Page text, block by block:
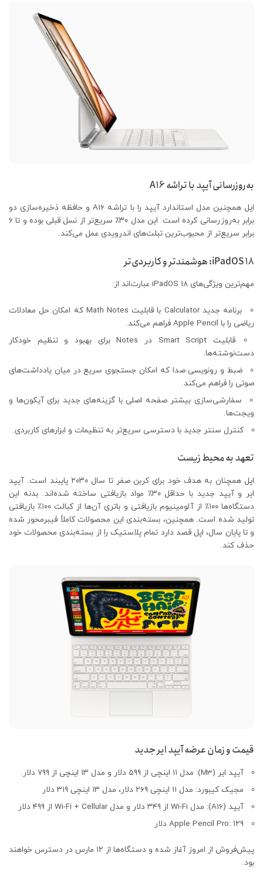
به‌روزرسانی آیپد با تراشه A16
اپل همچنین مدل استاندارد آیپد را با تراشه A16 و حافظه ذخیره‌سازی دو
برابر به‌روزرسانی کرده است. این مدل ۳۰٪ سریع‌تر از نسل قبلی بوده و تا ۶
برابر سریع‌تر از محبوب‌ترین تبلت‌های اندرویدی عمل می‌کند.
iPadOS 18: هوشمندتر و کاربردی‌تر
مهم‌ترین ویژگی‌های iPadOS 18 عبارت‌اند از:
برنامه جدید Calculator با قابلیت Math Notes که امکان حل معادلات
ریاضی را با Apple Pencil فراهم می‌کند.
قابلیت Smart Script در Notes برای بهبود و تنظیم خودکار
دست‌نوشته‌ها.
ضبط و رونویسی صدا که امکان جستجوی سریع در میان یادداشت‌های
صوتی را فراهم می‌کند.
سفارشی‌سازی بیشتر صفحه اصلی با گزینه‌های جدید برای آیکون‌ها و
ویجت‌ها.
کنترل سنتر جدید با دسترسی سریع‌تر به تنظیمات و ابزارهای کاربردی.
تعهد به محیط زیست
اپل همچنان به هدف خود برای کربن صفر تا سال ۲۰۳۰ پایبند است. آیپد
ایر و آیپد جدید با حداقل ۳۰٪ مواد بازیافتی ساخته شده‌اند. بدنه این
دستگاه‌ها ۱۰۰٪ از آلومینیوم بازیافتی و باتری آن‌ها از کبالت ۱۰۰٪ بازیافتی
تولید شده است. همچنین، بسته‌بندی این محصولات کاملاً فیبرمحور شده
و تا پایان سال، اپل قصد دارد تمام پلاستیک را از بسته‌بندی محصولات خود
حذف کند.
قیمت و زمان عرضه آیپد ایر جدید
آیپد ایر (M3): مدل ۱۱ اینچی از ۵۹۹ دلار و مدل ۱۳ اینچی از ۷۹۹ دلار.
مجیک کیبورد: مدل ۱۱ اینچی ۲۶۹ دلار، مدل ۱۳ اینچی ۳۱۹ دلار
آیپد (A16): مدل Wi-Fi از ۳۴۹ دلار و مدل Wi-Fi + Cellular از ۴۹۹ دلار
Apple Pencil Pro: ۱۲۹ دلار
پیش‌فروش از امروز آغاز شده و دستگاه‌ها از ۱۲ مارس در دسترس خواهند
بود.